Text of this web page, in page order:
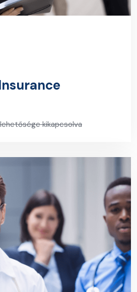
kikapcsolva